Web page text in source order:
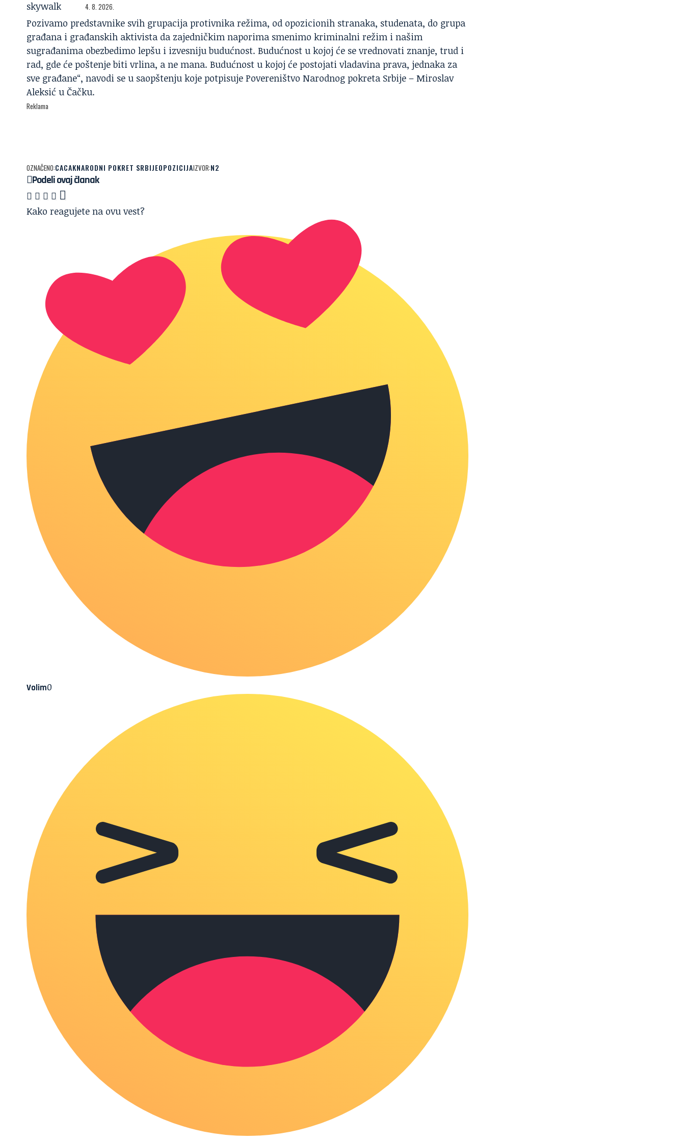
4. 8. 2026.
Pozivamo predstavnike svih grupacija protivnika režima, od opozicionih stranaka, studenata, do grupa
građana i građanskih aktivista da zajedničkim naporima smenimo kriminalni režim i našim
sugrađanima obezbedimo lepšu i izvesniju budućnost. Budućnost u kojoj će se vrednovati znanje, trud i
rad, gde će poštenje biti vrlina, a ne mana. Budućnost u kojoj će postojati vladavina prava, jednaka za
sve građane“, navodi se u saopštenju koje potpisuje Povereništvo Narodnog pokreta Srbije – Miroslav
Aleksić u Čačku.
Reklama
OZNAČENO:CACAKNARODNI POKRET SRBIJEOPOZICIJAIZVOR:N2
Podeli ovaj članak
Kako reagujete na ovu vest?
Volim0